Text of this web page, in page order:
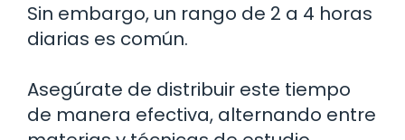
Sin embargo, un rango de 2 a 4 horas
diarias es común.
Asegúrate de distribuir este tiempo
de manera efectiva, alternando entre